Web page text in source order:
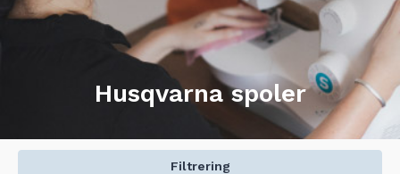
Husqvarna spoler
Filtrering